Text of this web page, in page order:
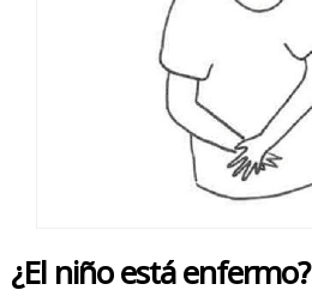
¿El niño está enfermo?